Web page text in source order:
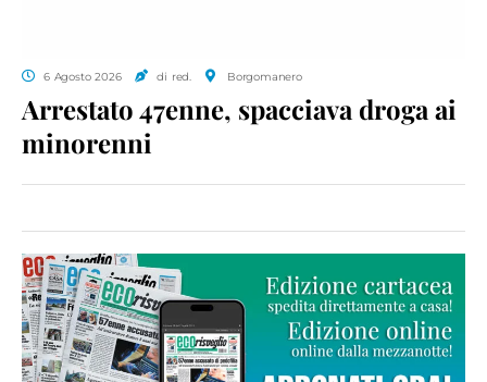
6 Agosto 2026 di red. Borgomanero
Arrestato 47enne, spacciava droga ai
minorenni